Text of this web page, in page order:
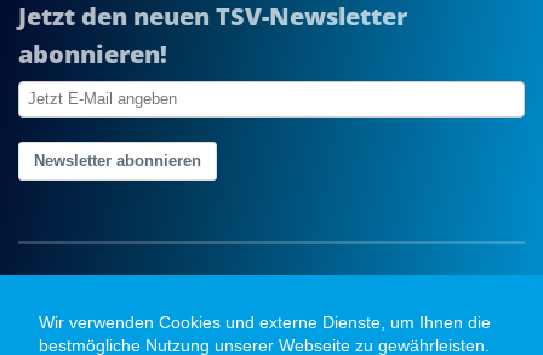
Wir verwenden Cookies und externe Dienste, um Ihnen die
bestmögliche Nutzung unserer Webseite zu gewährleisten.
Jetzt den neuen TSV-Newsletter
abonnieren!
Newsletter abonnieren